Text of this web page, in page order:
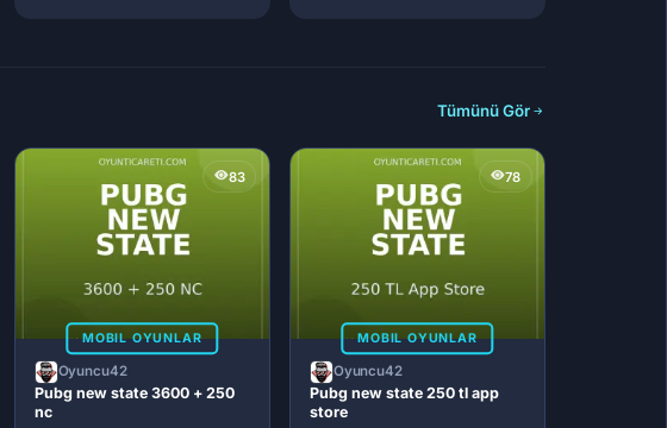
Tümünü Gör
83
MOBIL OYUNLAR
Oyuncu42
Pubg new state 3600 + 250
nc
78
MOBIL OYUNLAR
Oyuncu42
Pubg new state 250 tl app
store